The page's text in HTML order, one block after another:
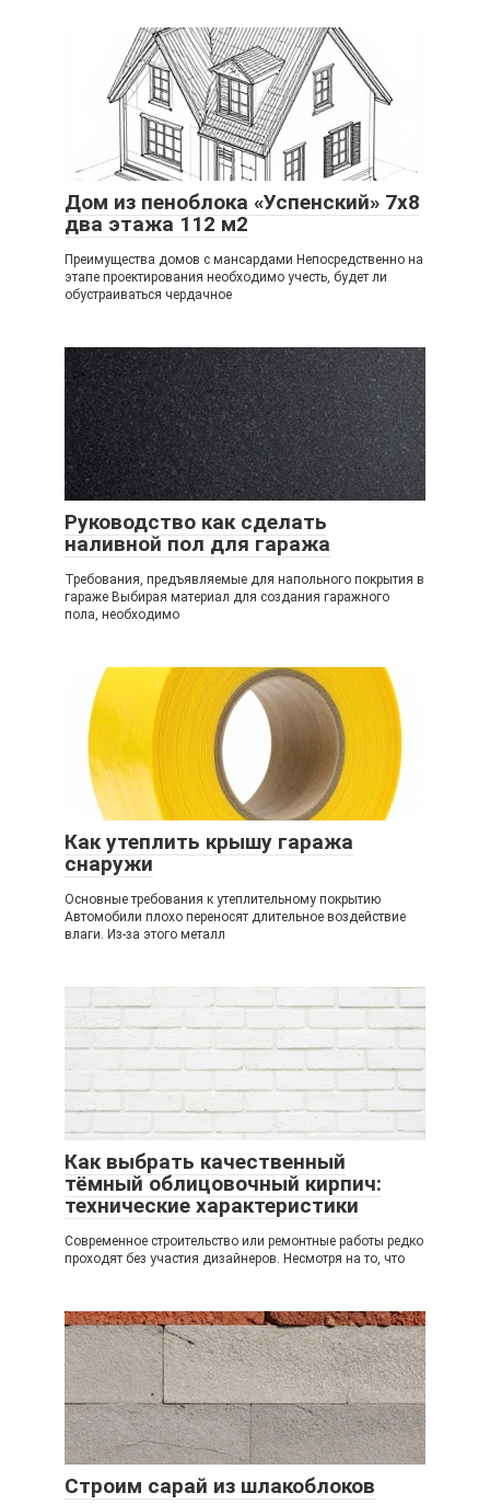
Дом из пеноблока «Успенский» 7х8
два этажа 112 м2
Преимущества домов с мансардами Непосредственно на
этапе проектирования необходимо учесть, будет ли
обустраиваться чердачное
Руководство как сделать
наливной пол для гаража
Требования, предъявляемые для напольного покрытия в
гараже Выбирая материал для создания гаражного
пола, необходимо
Как утеплить крышу гаража
снаружи
Основные требования к утеплительному покрытию
Автомобили плохо переносят длительное воздействие
влаги. Из-за этого металл
Как выбрать качественный
тёмный облицовочный кирпич:
технические характеристики
Современное строительство или ремонтные работы редко
проходят без участия дизайнеров. Несмотря на то, что
Строим сарай из шлакоблоков